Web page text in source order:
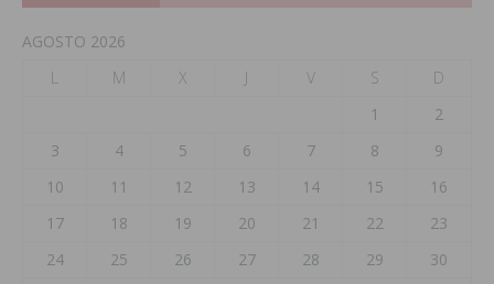
AGOSTO 2026
L
M X J V S
D
1
2
3
4 5 6 7 8
9
10
11 12 13 14 15
16
17
18 19 20 21 22
23
24
25 26 27 28 29
30